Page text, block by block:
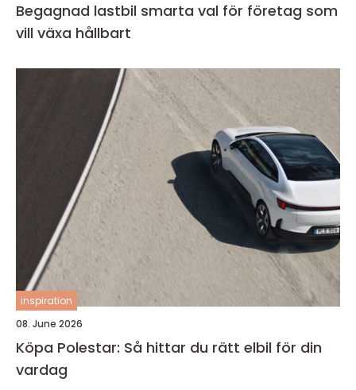
Begagnad lastbil smarta val för företag som
vill växa hållbart
inspiration
08. June 2026
Köpa Polestar: Så hittar du rätt elbil för din
vardag